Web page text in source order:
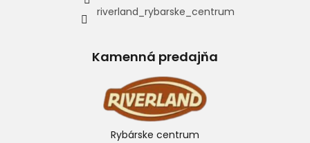
riverland_rybarske_centrum
Kamenná predajňa
Rybárske centrum